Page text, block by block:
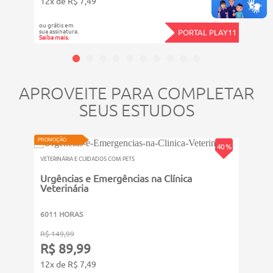
ou grátis em
sua assinatura.
Saiba mais. PORTAL PLAY11
APROVEITE PARA COMPLETAR
SEUS ESTUDOS
40 %
PROMOÇÃO
VETERINÁRIA E CUIDADOS COM PETS
Urgências e Emergências na Clínica
Veterinária
6011 HORAS
R$ 149,99
R$ 89,99
12x de R$ 7,49